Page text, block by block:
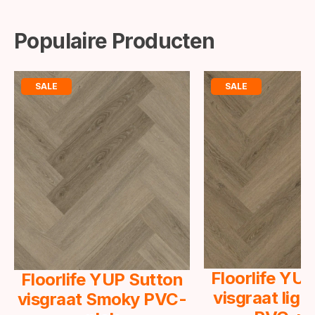
Populaire Producten
SALE
Floorlife YUP Sutton
visgraat Smoky PVC-
SALE
Floorlife
visgraat